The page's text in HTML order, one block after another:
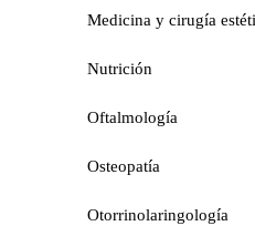
Medicina y cirugía
Nutrición
Oftalmología
Osteopatía
Otorrinolaringología